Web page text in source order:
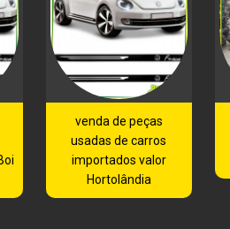
venda de peças
usadas de carros
importados valor
Hortolândia